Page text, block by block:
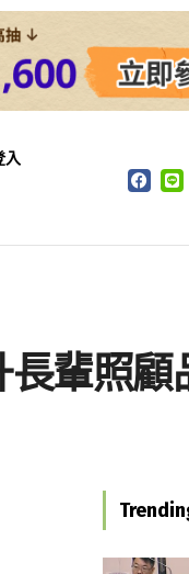
入
輩照顧